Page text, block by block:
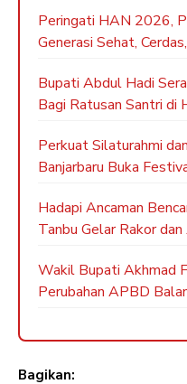
Peringati HAN 2026,
Generasi Sehat,
Bupati Abdul Hadi
Bagi Ratusan Santri di
Perkuat Silaturahmi
Banjarbaru Buka
Hadapi Ancaman
Tanbu Gelar Rakor
Wakil Bupati Akhmad
Perubahan APBD
Bagikan: